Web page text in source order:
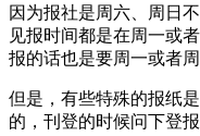
因为报社是周六、周日
见报时间都是在周一或
报的话也是要周一或者周
但是，有些特殊的报纸
的，刊登的时候问下登